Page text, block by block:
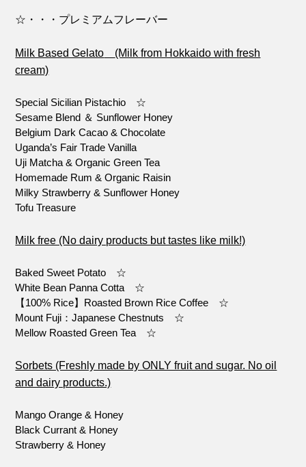
☆・・・プレミアムフレーバー
Milk Based Gelato
(Milk from Hokkaido with fresh
cream)
Special Sicilian Pistachio ☆
Sesame Blend ＆ Sunflower Honey
Belgium Dark Cacao & Chocolate
Uganda’s Fair Trade Vanilla
Uji Matcha & Organic Green Tea
Homemade Rum & Organic Raisin
Milky Strawberry & Sunflower Honey
Tofu Treasure
Milk free (No dairy products but tastes like milk!)
Baked Sweet Potato ☆
White Bean Panna Cotta ☆
【100% Rice】Roasted Brown Rice Coffee ☆
Mount Fuji：Japanese Chestnuts ☆
Mellow Roasted Green Tea ☆
Sorbets (Freshly made by ONLY fruit and sugar. No oil
and dairy products.)
Mango Orange & Honey
Black Currant & Honey
Strawberry & Honey